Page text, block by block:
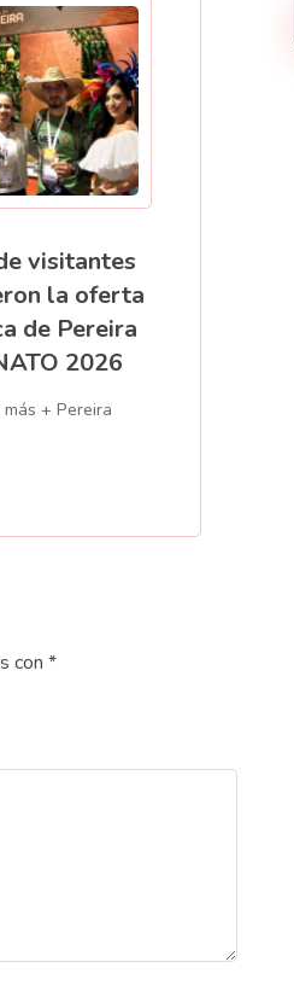
visitantes
la oferta
de Pereira
2026
más + Pereira
con *